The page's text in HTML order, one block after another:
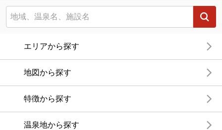
エリアから探す
地図から探す
特徴から探す
温泉地から探す